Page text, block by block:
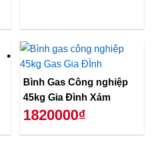
Bình Gas Công nghiệp
45kg Gia Đình Xám
1820000₫